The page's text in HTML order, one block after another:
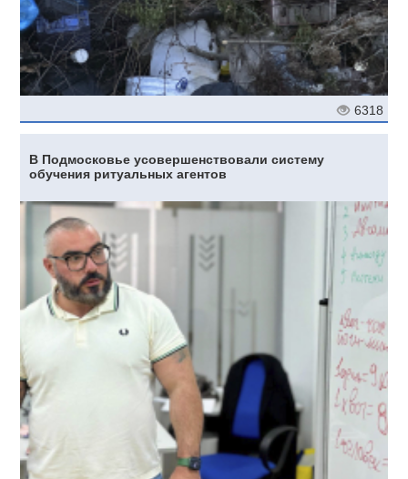
6318
В Подмосковье усовершенствовали систему
обучения ритуальных агентов